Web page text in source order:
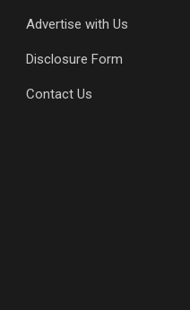
Advertise with Us
Disclosure Form
Contact Us